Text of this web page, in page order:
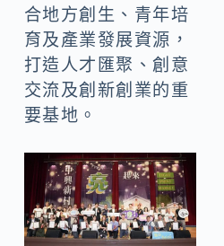
合地方創生、青年培
育及產業發展資源，
打造人才匯聚、創意
交流及創新創業的重
要基地。